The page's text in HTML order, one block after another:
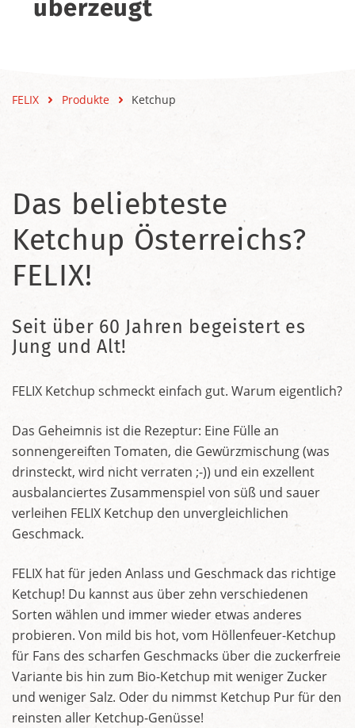
überzeugt
FELIX Produkte Ketchup
Das beliebteste
Ketchup Österreichs?
FELIX!
Seit über 60 Jahren begeistert es
Jung und Alt!
FELIX Ketchup schmeckt einfach gut. Warum eigentlich?
Das Geheimnis ist die Rezeptur: Eine Fülle an
sonnengereiften Tomaten, die Gewürzmischung (was
drinsteckt, wird nicht verraten ;-)) und ein exzellent
ausbalanciertes Zusammenspiel von süß und sauer
verleihen FELIX Ketchup den unvergleichlichen
Geschmack.
FELIX hat für jeden Anlass und Geschmack das richtige
Ketchup! Du kannst aus über zehn verschiedenen
Sorten wählen und immer wieder etwas anderes
probieren. Von mild bis hot, vom Höllenfeuer-Ketchup
für Fans des scharfen Geschmacks über die zuckerfreie
Variante bis hin zum Bio-Ketchup mit weniger Zucker
und weniger Salz. Oder du nimmst Ketchup Pur für den
reinsten aller Ketchup-Genüsse!